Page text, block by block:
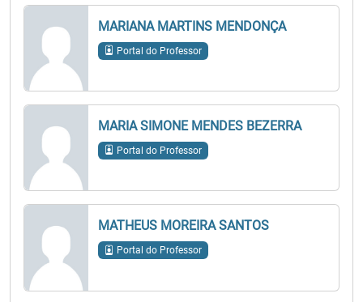
MARIANA MARTINS MENDONÇA
Portal do Professor
MARIA SIMONE MENDES BEZERRA
Portal do Professor
MATHEUS MOREIRA SANTOS
Portal do Professor